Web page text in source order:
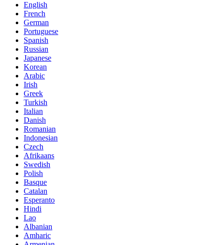
English
French
German
Portuguese
Spanish
Russian
Japanese
Korean
Arabic
Irish
Greek
Turkish
Italian
Danish
Romanian
Indonesian
Czech
Afrikaans
Swedish
Polish
Basque
Catalan
Esperanto
Hindi
Lao
Albanian
Amharic